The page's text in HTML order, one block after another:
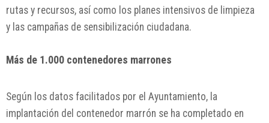
rutas y recursos, así como los planes intensivos de limpieza
y las campañas de sensibilización ciudadana.
Más de 1.000 contenedores marrones
Según los datos facilitados por el Ayuntamiento, la
implantación del contenedor marrón se ha completado en